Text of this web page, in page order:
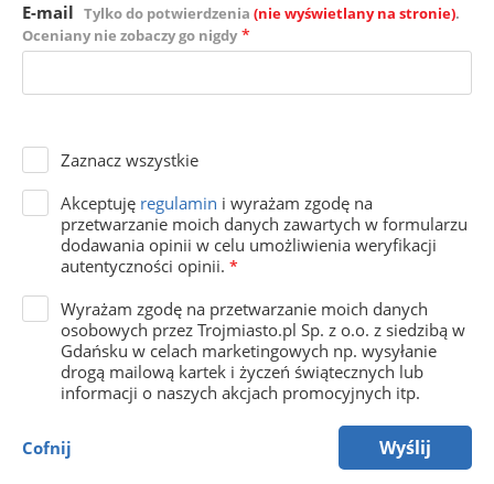
E-mail Tylko do potwierdzenia (nie wyświetlany na stronie).
Oceniany nie zobaczy go nigdy *
Zaznacz wszystkie
Akceptuję regulamin i wyrażam zgodę na
przetwarzanie moich danych zawartych w formularzu
dodawania opinii w celu umożliwienia weryfikacji
autentyczności opinii. *
Wyrażam zgodę na przetwarzanie moich danych
osobowych przez Trojmiasto.pl Sp. z o.o. z siedzibą w
Gdańsku w celach marketingowych np. wysyłanie
drogą mailową kartek i życzeń świątecznych lub
informacji o naszych akcjach promocyjnych itp.
Cofnij Wyślij